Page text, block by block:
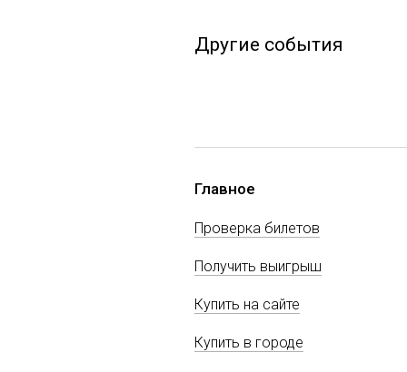
Другие события
Главное
Проверка билетов
Получить выигрыш
Купить на сайте
Купить в городе